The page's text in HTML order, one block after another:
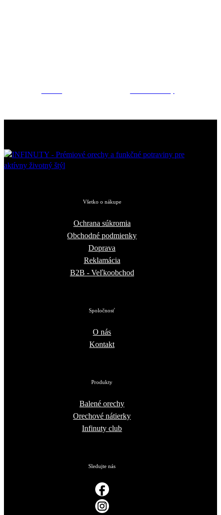
Všetko o nákupe
Ochrana súkromia
Obchodné podmienky
Doprava
Reklamácia
B2B - Veľkoobchod
Spoločnosť
O nás
Kontakt
Produkty
Balené orechy
Orechové nátierky
Infinuty club
Sledujte nás